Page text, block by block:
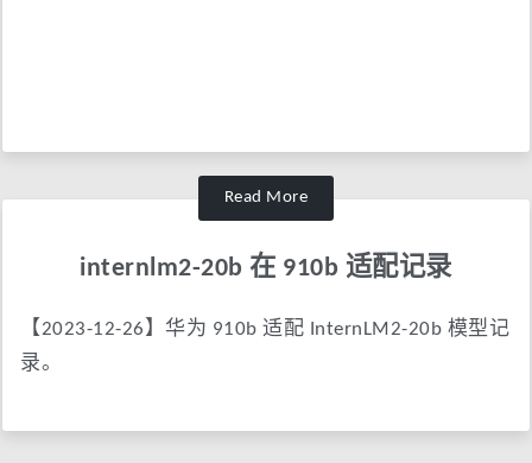
Read More
internlm2-20b 在 910b 适配记录
【2023-12-26】华为 910b 适配 InternLM2-20b 模型记
录。